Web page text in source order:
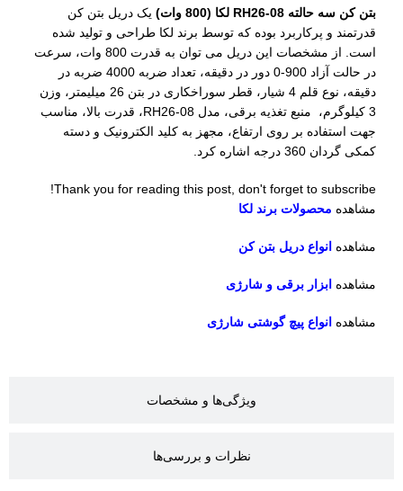
ویژگی‌ها و مشخصات
نظرات و بررسی‌ها
بتن کن سه حالته RH26-08 لکا (800 وات)
یک دریل بتن کن
قدرتمند و پرکاربرد بوده که توسط برند لکا طراحی و تولید شده
است. از مشخصات این دریل می توان به قدرت 800 وات، سرعت
در حالت آزاد 900-0 دور در دقیقه، تعداد ضربه 4000 ضربه در
دقیقه، نوع قلم 4 شیار، قطر سوراخکاری در بتن 26 میلیمتر، وزن
3 کیلوگرم، منبع تغذیه برقی، مدل RH26-08، قدرت بالا، مناسب
جهت استفاده بر روی ارتفاع، مجهز به کلید الکترونیک و دسته
کمکی گردان 360 درجه اشاره کرد.
Thank you for reading this post, don't forget to subscribe!
مشاهده محصولات برند لکا
مشاهده انواع دریل بتن کن
مشاهده ابزار برقی و شارژی
مشاهده انواع پیچ گوشتی شارژی